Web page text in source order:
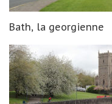
Bath, la georgienne